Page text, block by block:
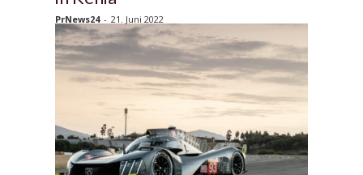
PrNews24 - 21. Juni 2022